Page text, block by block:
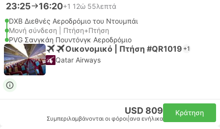
23:25 16:20+1 12ώ 55λεπτά
DXB Διεθνές Αεροδρόμιο του Ντουμπάι
Μονή σύνδεση | Πτήση+Πτήση
PVG Σανγκάη Πουντόνγκ Αεροδρόμιο
Οικονομικό | Πτήση #QR1019 +1
Qatar Airways
USD 809
Συμπεριλαμβάνονται οι φόροι ανα ενήλικα
Κράτηση